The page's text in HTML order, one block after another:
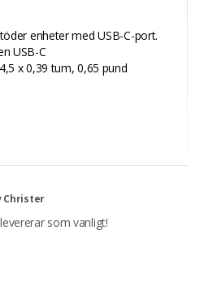
enheter med USB-C-port.
USB-C
x 0,39 tum, 0,65 pund
Christer
som vanligt!